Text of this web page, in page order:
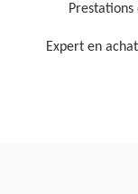
Expert en